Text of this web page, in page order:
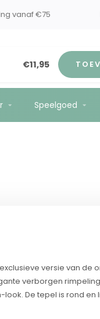
vanaf €75
Speelgoed
€11,95
versie van de
verborgen
De tepel is rond